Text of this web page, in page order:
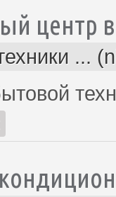
центр
...